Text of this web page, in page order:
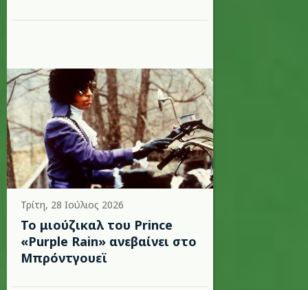
Τρίτη, 28 Ιούλιος 2026
Το μιούζικαλ του Prince
«Purple Rain» ανεβαίνει στο
Μπρόντγουεϊ